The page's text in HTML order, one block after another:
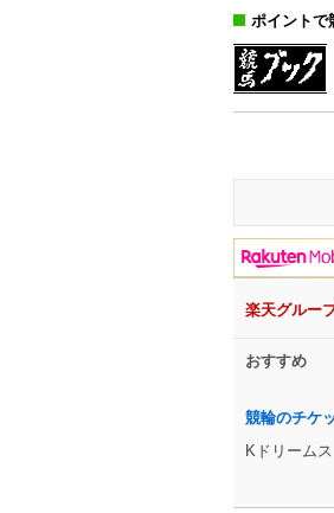
ポイントで
楽天グルー
おすすめ
競輪のチケ
Kドリームス